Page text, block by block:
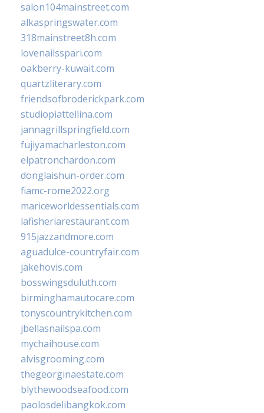
salon104mainstreet.com
alkaspringswater.com
318mainstreet8h.com
lovenailsspari.com
oakberry-kuwait.com
quartzliterary.com
friendsofbroderickpark.com
studiopiattellina.com
jannagrillspringfield.com
fujiyamacharleston.com
elpatronchardon.com
donglaishun-order.com
fiamc-rome2022.org
mariceworldessentials.com
lafisheriarestaurant.com
915jazzandmore.com
aguadulce-countryfair.com
jakehovis.com
bosswingsduluth.com
birminghamautocare.com
tonyscountrykitchen.com
jbellasnailspa.com
mychaihouse.com
alvisgrooming.com
thegeorginaestate.com
blythewoodseafood.com
paolosdelibangkok.com